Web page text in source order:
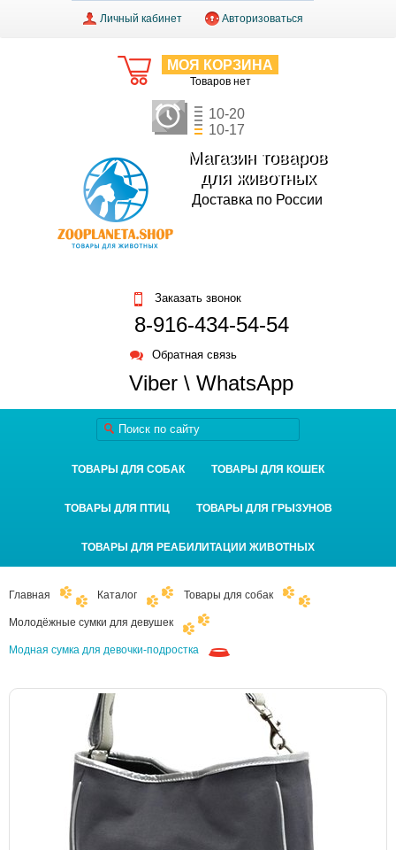
Личный кабинет Авторизоваться
МОЯ КОРЗИНА
Товаров нет
10-20
10-17
Магазин товаров
для животных
Доставка по России
Заказать звонок
8-916-434-54-54
Обратная связь
Viber \ WhatsApp
ТОВАРЫ ДЛЯ СОБАК ТОВАРЫ ДЛЯ КОШЕК
ТОВАРЫ ДЛЯ ПТИЦ ТОВАРЫ ДЛЯ ГРЫЗУНОВ
ТОВАРЫ ДЛЯ РЕАБИЛИТАЦИИ ЖИВОТНЫХ
Главная Каталог Товары для собак
Молодёжные сумки для девушек
Модная сумка для девочки-подростка